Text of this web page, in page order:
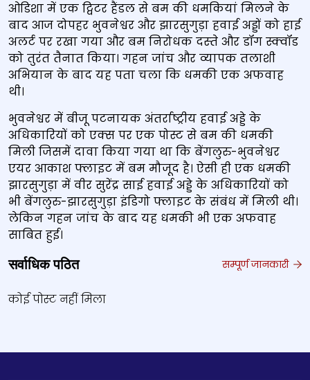
ओडिशा में एक ट्विटर हैंडल से बम की धमकियां मिलने के
बाद आज दोपहर भुवनेश्वर और झारसुगुड़ा हवाई अड्डों को हाई
अलर्ट पर रखा गया और बम निरोधक दस्‍ते और डॉग स्क्वॉड
को तुरंत तैनात किया। गहन जांच और व्‍यापक तलाशी
अभियान के बाद यह पता चला कि धमकी एक अफवाह
थी।
भुवनेश्वर में बीजू पटनायक अंतर्राष्ट्रीय हवाई अड्डे के
अधिकारियों को एक्स पर एक पोस्ट से बम की धमकी
मिली जिसमें दावा किया गया था कि बेंगलुरु-भुवनेश्वर
एयर आकाश फ्लाइट में बम मौजूद है। ऐसी ही एक धमकी
झारसुगुड़ा में वीर सुरेंद्र साई हवाई अड्डे के अधिकारियों को
भी बेंगलुरु-झारसुगुड़ा इंडिगो फ्लाइट के संबंध में मिली थी।
लेकिन गहन जांच के बाद यह धमकी भी एक अफवाह
साबित हुई।
सर्वाधिक पठित सम्पूर्ण जानकारी
कोई पोस्ट नहीं मिला